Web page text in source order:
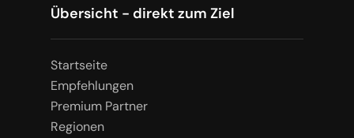
Übersicht - direkt zum Ziel
Startseite
Empfehlungen
Premium Partner
Regionen